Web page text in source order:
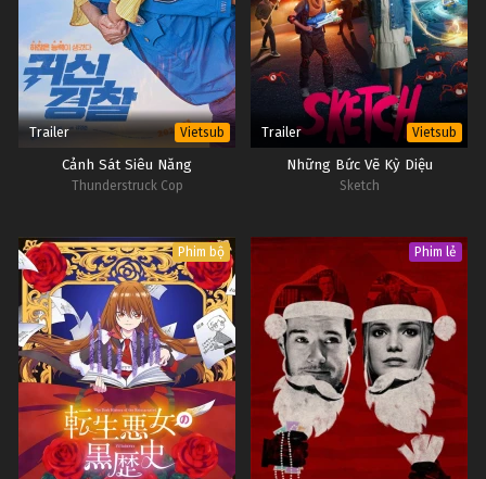
Trailer Vietsub
Cảnh Sát Siêu Năng
Thunderstruck Cop
Trailer Vietsub
Những Bức Vẽ Kỳ Diệu
Sketch
Phim bộ Phim lẻ